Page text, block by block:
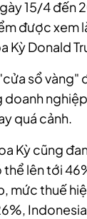
15/4
được xem
Kỳ Donald
sổ vàng"
nghiệp
quá cảnh.
Kỳ cũng
lên tới
mức thuế